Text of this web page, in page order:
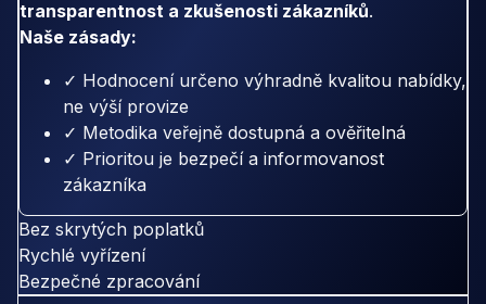
transparentnost a zkušenosti zákazníků.
Naše zásady:
✓ Hodnocení určeno výhradně kvalitou nabídky,
ne výší provize
✓ Metodika veřejně dostupná a ověřitelná
✓ Prioritou je bezpečí a informovanost
zákazníka
Bez skrytých poplatků
Rychlé vyřízení
Bezpečné zpracování